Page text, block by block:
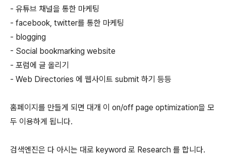
- 유튜브 채널을 통한 마케팅
- facebook, twitter를 통한 마케팅
- blogging
- Social bookmarking website
- 포럼에 글 올리기
- Web Directories 에 웹사이트 submit 하기 등등
홈페이지를 만들게 되면 대개 이 on/off page optimization을 모
두 이용하게 됩니다.
검색엔진은 다 아시는 대로 keyword 로 Research 를 합니다.